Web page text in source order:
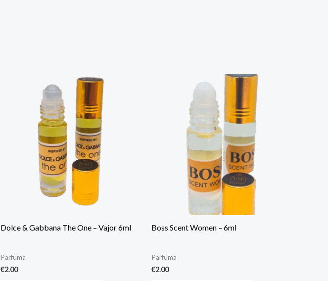
Dolce & Gabbana The One – Vajor 6ml
Parfuma
€2.00
Boss Scent Women – 6ml
Parfuma
€2.00